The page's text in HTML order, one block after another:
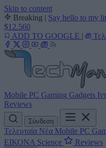
Skip to content
Breaking | Say hello to my
$12.560
ADD TO GOOGLE |
Mobile PC Gaming Gadgets
Reviews
Σύνδεση
Τελευταία Νέα Mobile PC
ΕΙΚΟΝΑ Science Reviews